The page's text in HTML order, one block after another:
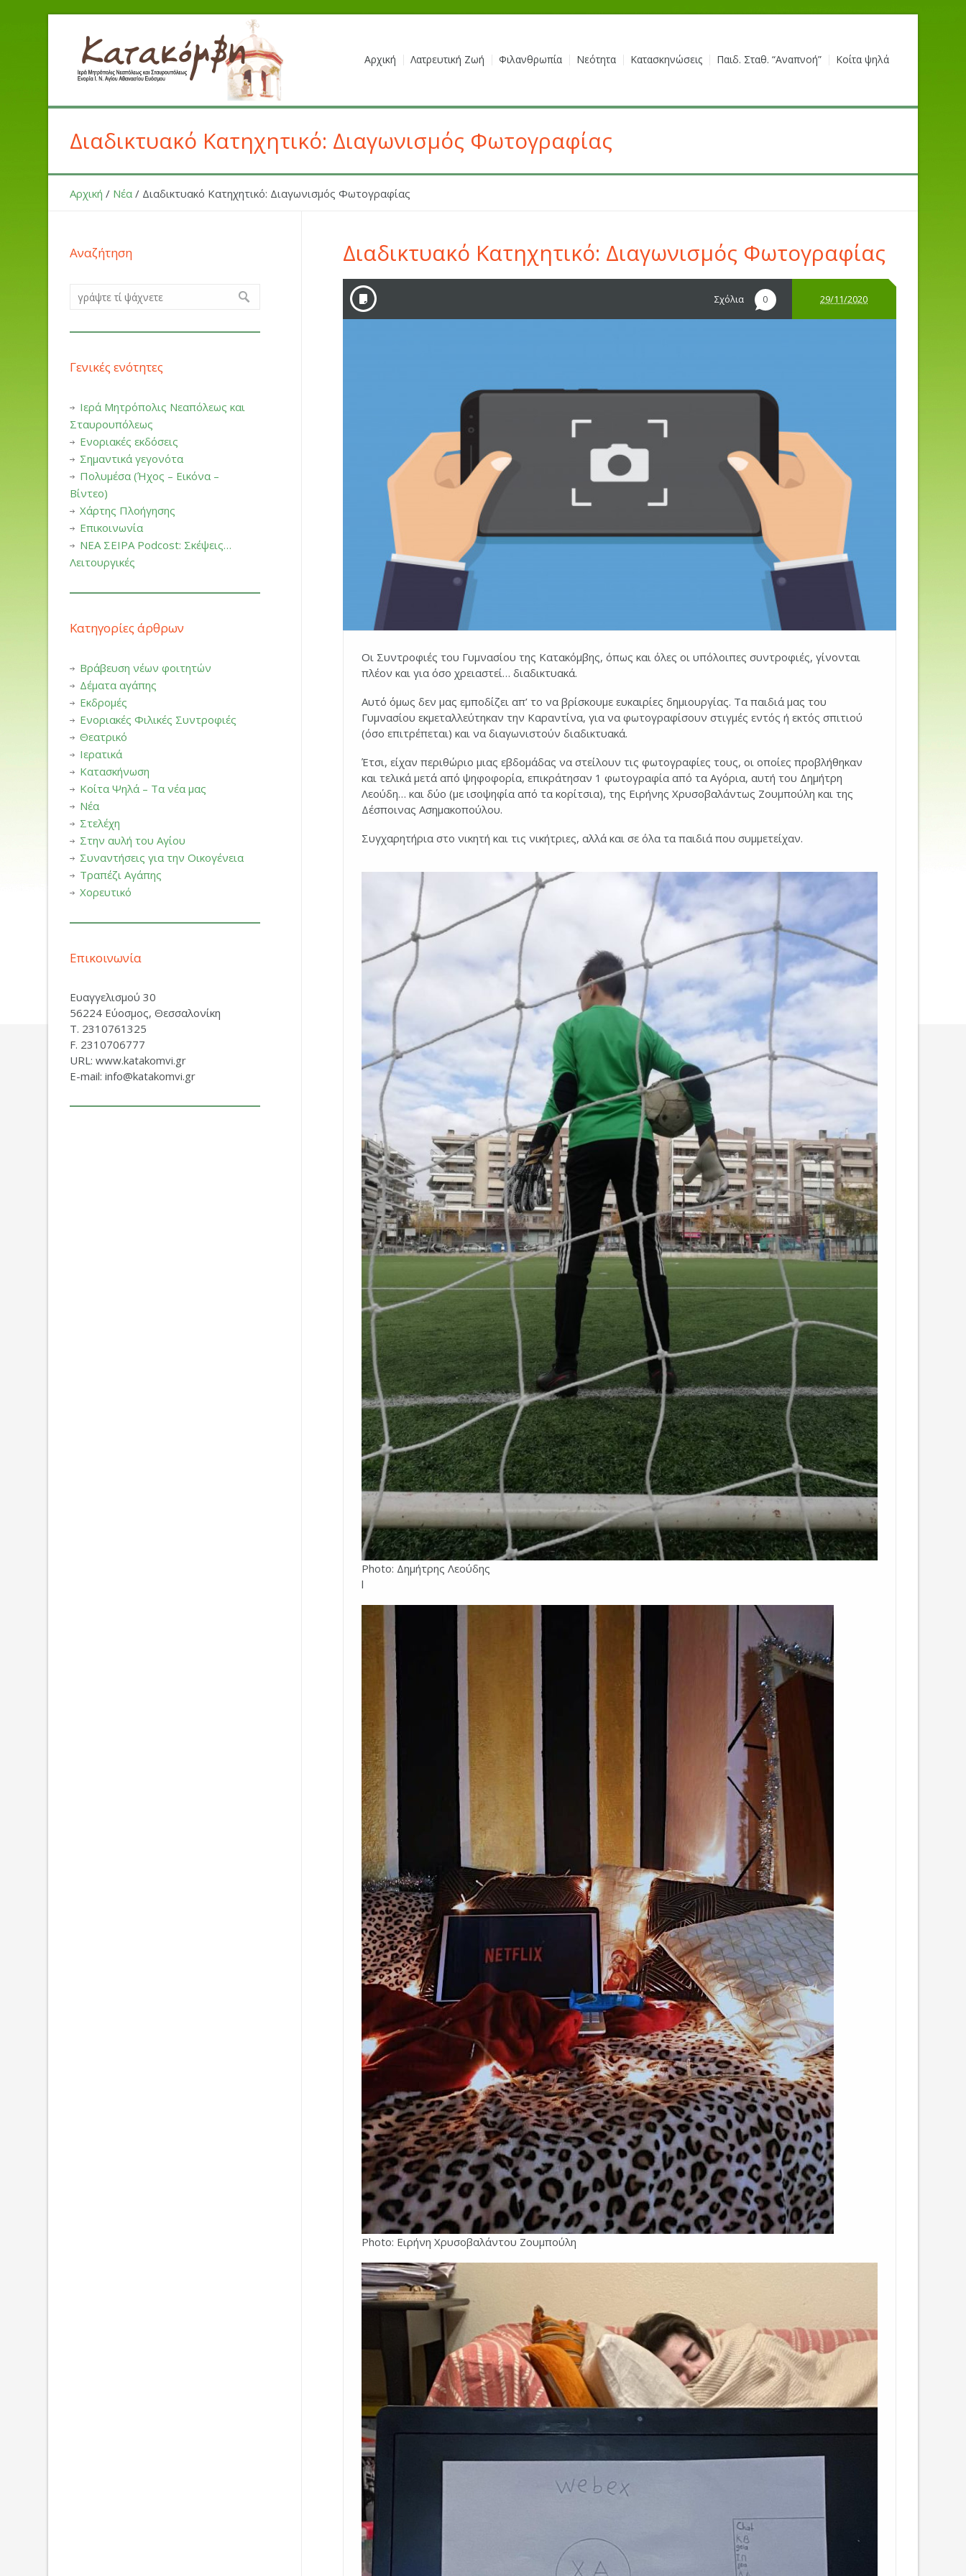
Αρχική Λατρευτική Ζωή Φιλανθρωπία Νεότητα Κατασκηνώσεις Παιδ. Σταθ. “Αναπνοή” Κοίτα ψηλά
Διαδικτυακό Κατηχητικό: Διαγωνισμός Φωτογραφίας
Αρχική / Νέα / Διαδικτυακό Κατηχητικό: Διαγωνισμός Φωτογραφίας
Διαδικτυακό Κατηχητικό: Διαγωνισμός Φωτογραφίας
Σχόλια 0 29/11/2020
Οι Συντροφιές του Γυμνασίου της Κατακόμβης, όπως και όλες οι υπόλοιπες συντροφιές, γίνονται
πλέον και για όσο χρειαστεί… διαδικτυακά.
Αυτό όμως δεν μας εμποδίζει απ’ το να βρίσκουμε ευκαιρίες δημιουργίας. Τα παιδιά μας του
Γυμνασίου εκμεταλλεύτηκαν την Καραντίνα, για να φωτογραφίσουν στιγμές εντός ή εκτός σπιτιού
(όσο επιτρέπεται) και να διαγωνιστούν διαδικτυακά.
Έτσι, είχαν περιθώριο μιας εβδομάδας να στείλουν τις φωτογραφίες τους, οι οποίες προβλήθηκαν
και τελικά μετά από ψηφοφορία, επικράτησαν 1 φωτογραφία από τα Αγόρια, αυτή του Δημήτρη
Λεούδη… και δύο (με ισοψηφία από τα κορίτσια), της Ειρήνης Χρυσοβαλάντως Ζουμπούλη και της
Δέσποινας Ασημακοπούλου.
Συγχαρητήρια στο νικητή και τις νικήτριες, αλλά και σε όλα τα παιδιά που συμμετείχαν.
Photo: Δημήτρης Λεούδης
l
Photo: Ειρήνη Χρυσοβαλάντου Ζουμπούλη
Αναζήτηση
Γενικές ενότητες
Ιερά Μητρόπολις Νεαπόλεως και
Σταυρουπόλεως
Ενοριακές εκδόσεις
Σημαντικά γεγονότα
Πολυμέσα (Ήχος – Εικόνα –
Βίντεο)
Χάρτης Πλοήγησης
Επικοινωνία
ΝΕΑ ΣΕΙΡΑ Podcost: Σκέψεις…
Λειτουργικές
Κατηγορίες άρθρων
Βράβευση νέων φοιτητών
Δέματα αγάπης
Εκδρομές
Ενοριακές Φιλικές Συντροφιές
Θεατρικό
Ιερατικά
Κατασκήνωση
Κοίτα Ψηλά – Τα νέα μας
Νέα
Στελέχη
Στην αυλή του Αγίου
Συναντήσεις για την Οικογένεια
Τραπέζι Αγάπης
Χορευτικό
Επικοινωνία
Ευαγγελισμού 30
56224 Εύοσμος, Θεσσαλονίκη
Τ. 2310761325
F. 2310706777
URL: www.katakomvi.gr
E-mail: info@katakomvi.gr